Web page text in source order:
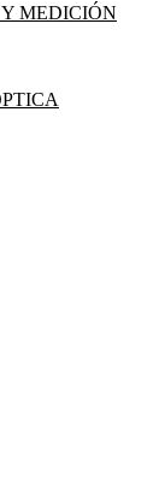
MEDICIÓN